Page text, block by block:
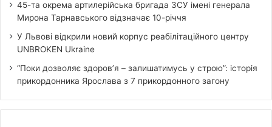
45-та окрема артилерійська бригада ЗСУ імені генерала
Мирона Тарнавського відзначає 10-річчя
У Львові відкрили новий корпус реабілітаційного центру
UNBROKEN Ukraine
“Поки дозволяє здоров’я – залишатимусь у строю”: історія
прикордонника Ярослава з 7 прикордонного загону